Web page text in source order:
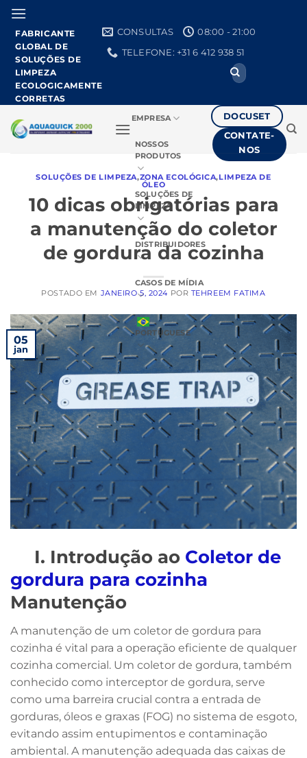
Pular
conteúdo
FABRICANTE
GLOBAL DE
SOLUÇÕES DE
LIMPEZA
ECOLOGICAMENTE
CORRETAS
CONSULTAS
08:00 - 21:00
TELEFONE: +31 6 412 938 51
Procurar
por:
EMPRESA
NOSSOS
PRODUTOS
SOLUÇÕES DE
LIMPEZA
DISTRIBUIDORES
CASOS DE MÍDIA
PORTUGUESE
DOCUSET
CONTATE-
NOS
SOLUÇÕES DE LIMPEZA,ZONA ECOLÓGICA,LIMPEZA DE
ÓLEO
10 dicas obrigatórias para
a manutenção do coletor
de gordura da cozinha
POSTADO EM JANEIRO 5, 2024 POR TEHREEM FATIMA
05
jan
I. Introdução ao Coletor de
gordura para cozinha
Manutenção
A manutenção de um coletor de gordura para
cozinha é vital para a operação eficiente de qualquer
cozinha comercial. Um coletor de gordura, também
conhecido como interceptor de gordura, serve
como uma barreira crucial contra a entrada de
gorduras, óleos e graxas (FOG) no sistema de esgoto,
evitando assim entupimentos e contaminação
ambiental. A manutenção adequada das caixas de